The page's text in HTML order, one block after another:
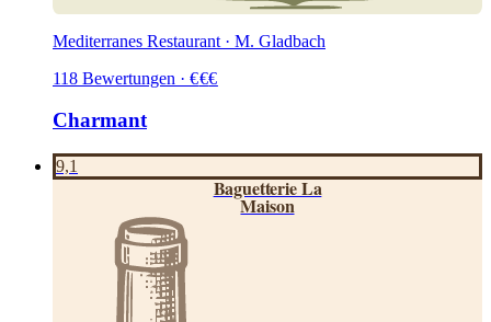
Mediterranes Restaurant · M. Gladbach
118 Bewertungen · €€€
Charmant
9,1
Baguetterie La
Maison